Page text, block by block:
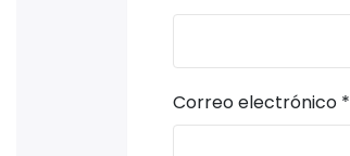
Correo electrónico *